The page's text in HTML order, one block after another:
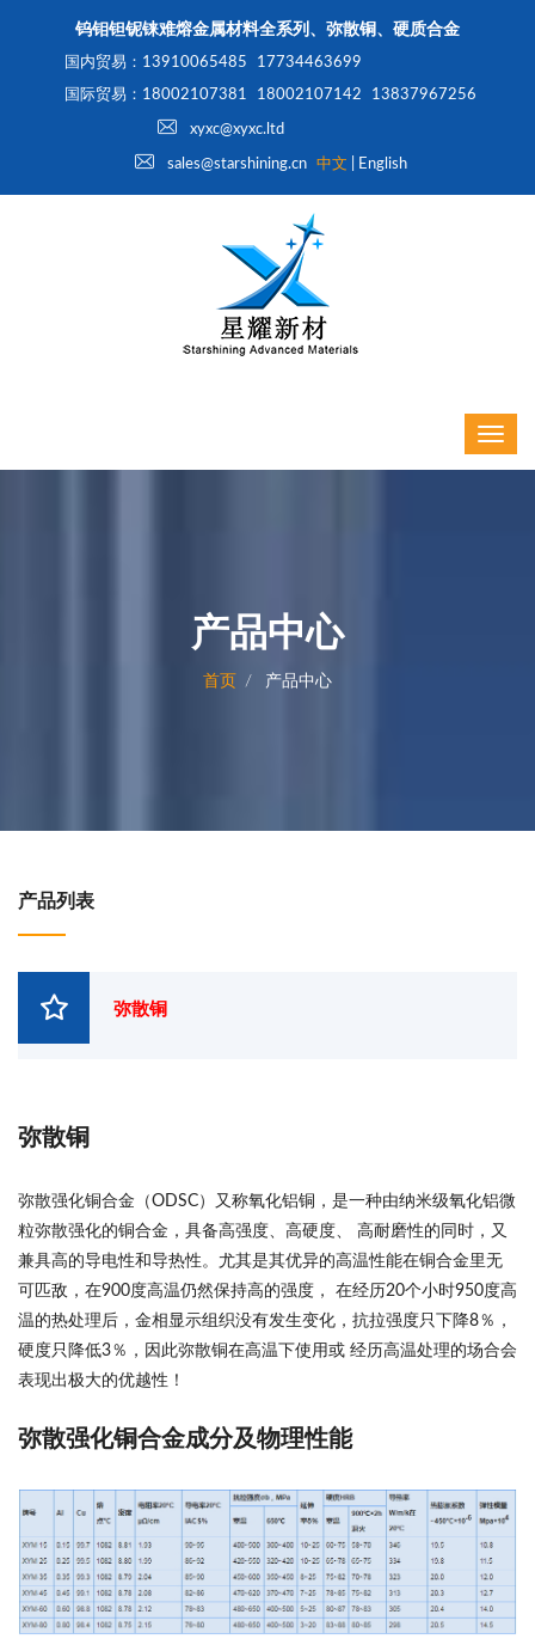
钨钼钽铌铼难熔金属材料全系列、弥散铜、硬质合金
国内贸易：13910065485
国际贸易：18002107381
17734463699
18002107142 13837967256
xyxc@xyxc.ltd
sales@starshining.cn 中文 English
产品中心
首页 产品中心
产品列表
弥散铜
弥散铜
弥散强化铜合金（ODSC）又称氧化铝铜，是一种由纳米级氧化铝微
粒弥散强化的铜合金，具备高强度、高硬度、 高耐磨性的同时，又
兼具高的导电性和导热性。尤其是其优异的高温性能在铜合金里无
可匹敌，在900度高温仍然保持高的强度， 在经历20个小时950度高
温的热处理后，金相显示组织没有发生变化，抗拉强度只下降8％，
硬度只降低3％，因此弥散铜在高温下使用或 经历高温处理的场合会
表现出极大的优越性！
弥散强化铜合金成分及物理性能